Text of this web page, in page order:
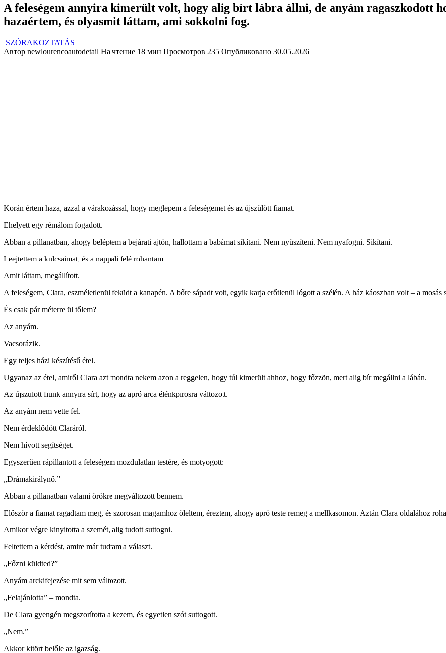
A feleségem annyira kimerült volt, hogy alig bírt lábra állni, de anyám ragaszkodott
hazaértem, és olyasmit láttam, ami sokkolni fog.
SZÓRAKOZTATÁS
Автор newlourencoautodetail На чтение 18 мин Просмотров 235 Опубликовано 30.05.2026
Korán értem haza, azzal a várakozással, hogy meglepem a feleségemet és az újszülött fiamat.
Ehelyett egy rémálom fogadott.
Abban a pillanatban, ahogy beléptem a bejárati ajtón, hallottam a babámat sikítani. Nem nyüszíteni. Nem nyafogni. Sikítani.
Leejtettem a kulcsaimat, és a nappali felé rohantam.
Amit láttam, megállított.
A feleségem, Clara, eszméletlenül feküdt a kanapén. A bőre sápadt volt, egyik karja erőtlenül lógott a szélén. A ház káoszban volt – a
És csak pár méterre ül tőlem?
Az anyám.
Vacsorázik.
Egy teljes házi készítésű étel.
Ugyanaz az étel, amiről Clara azt mondta nekem azon a reggelen, hogy túl kimerült ahhoz, hogy főzzön, mert alig bír megállni a lábán.
Az újszülött fiunk annyira sírt, hogy az apró arca élénkpirosra változott.
Az anyám nem vette fel.
Nem érdeklődött Claráról.
Nem hívott segítséget.
Egyszerűen rápillantott a feleségem mozdulatlan testére, és motyogott:
„Drámakirálynő.”
Abban a pillanatban valami örökre megváltozott bennem.
Először a fiamat ragadtam meg, és szorosan magamhoz öleltem, éreztem, ahogy apró teste remeg a mellkasomon. Aztán Clara oldalához
Amikor végre kinyitotta a szemét, alig tudott suttogni.
Feltettem a kérdést, amire már tudtam a választ.
„Főzni küldted?”
Anyám arckifejezése mit sem változott.
„Felajánlotta” – mondta.
De Clara gyengén megszorította a kezem, és egyetlen szót suttogott.
„Nem.”
Akkor kitört belőle az igazság.